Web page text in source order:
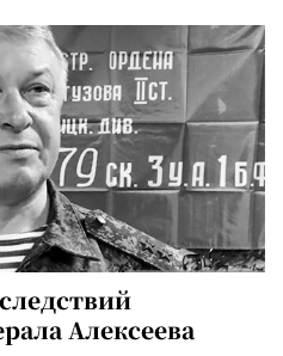
Алексеева